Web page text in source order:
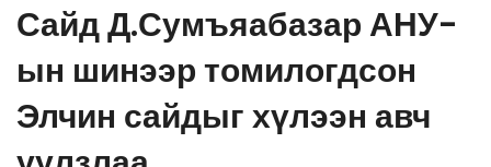
Сайд Д.Сумъяабазар АНУ-
ын шинээр томилогдсон
Элчин сайдыг хүлээн авч